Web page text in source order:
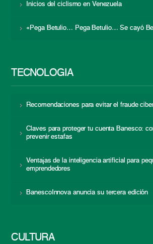
Inicios del ciclismo en Venezuela
«Pega Betulio… Pega Betulio… Se cayó
TECNOLOGÍA
Recomendaciones para evitar el fraude
Claves para proteger tu cuenta Banesco:
prevenir estafas
Ventajas de la inteligencia artificial para
emprendedores
BanescoInnova anuncia su tercera edición
CULTURA